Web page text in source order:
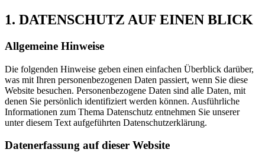
1. DATENSCHUTZ AUF EINEN BLICK
Allgemeine Hinweise
Die folgenden Hinweise geben einen einfachen Überblick darüber,
was mit Ihren personenbezogenen Daten passiert, wenn Sie diese
Website besuchen. Personenbezogene Daten sind alle Daten, mit
denen Sie persönlich identifiziert werden können. Ausführliche
Informationen zum Thema Datenschutz entnehmen Sie unserer
unter diesem Text aufgeführten Datenschutzerklärung.
Datenerfassung auf dieser Website